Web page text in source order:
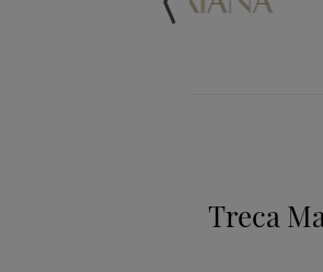
Treca